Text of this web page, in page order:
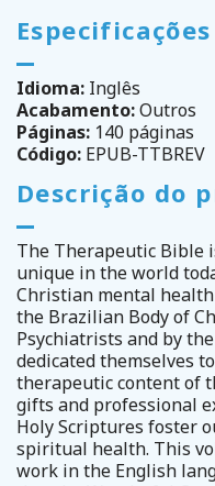
Especificações
Idioma: Inglês
Acabamento:Outros
Páginas: 140 páginas
Código: EPUB-TTBREV
Descrição do
The Therapeutic Bible
unique in the world
Christian mental
the Brazilian Body of
Psychiatrists and by
dedicated themselves
therapeutic content of
gifts and professional
Holy Scriptures foster
spiritual health. This
work in the English